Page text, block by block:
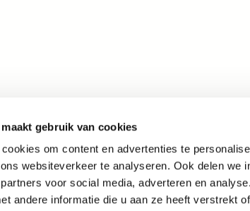
gebruik van cookies
om content en advertenties te
websiteverkeer te analyseren. Ook delen we
voor social media, adverteren en
andere informatie die u aan ze heeft verstrekt